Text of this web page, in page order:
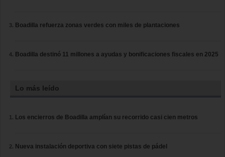
Boadilla refuerza zonas verdes con miles de plantaciones
Boadilla destinó 11 millones a ayudas y bonificaciones fiscales en 2025
Lo más leído
Los encierros de Boadilla amplían su recorrido casi cien metros
Nueva instalación deportiva con siete pistas de pádel